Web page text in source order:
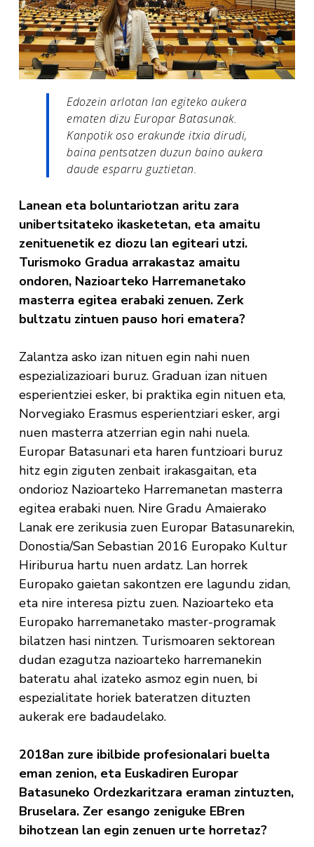
Edozein arlotan lan egiteko aukera
ematen dizu Europar Batasunak.
Kanpotik oso erakunde itxia dirudi,
baina pentsatzen duzun baino aukera
daude esparru guztietan.
Lanean eta boluntariotzan aritu zara
unibertsitateko ikasketetan, eta amaitu
zenituenetik ez diozu lan egiteari utzi.
Turismoko Gradua arrakastaz amaitu
ondoren, Nazioarteko Harremanetako
masterra egitea erabaki zenuen. Zerk
bultzatu zintuen pauso hori ematera?
Zalantza asko izan nituen egin nahi nuen
espezializazioari buruz. Graduan izan nituen
esperientziei esker, bi praktika egin nituen eta,
Norvegiako Erasmus esperientziari esker, argi
nuen masterra atzerrian egin nahi nuela.
Europar Batasunari eta haren funtzioari buruz
hitz egin ziguten zenbait irakasgaitan, eta
ondorioz Nazioarteko Harremanetan masterra
egitea erabaki nuen. Nire Gradu Amaierako
Lanak ere zerikusia zuen Europar Batasunarekin,
Donostia/San Sebastian 2016 Europako Kultur
Hiriburua hartu nuen ardatz. Lan horrek
Europako gaietan sakontzen ere lagundu zidan,
eta nire interesa piztu zuen. Nazioarteko eta
Europako harremanetako master-programak
bilatzen hasi nintzen. Turismoaren sektorean
dudan ezagutza nazioarteko harremanekin
bateratu ahal izateko asmoz egin nuen, bi
espezialitate horiek bateratzen dituzten
aukerak ere badaudelako.
2018an zure ibilbide profesionalari buelta
eman zenion, eta Euskadiren Europar
Batasuneko Ordezkaritzara eraman zintuzten,
Bruselara. Zer esango zeniguke EBren
bihotzean lan egin zenuen urte horretaz?